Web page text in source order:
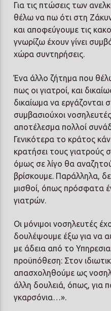
Για τις πτώσεις των
θέλω να πω ότι στη
και αποφεύγουμε τις
γνωρίζω έχουν γίνει
χώρα συντηρήσεις.
Ένα άλλο ζήτημα που
πως οι γιατροί, και
δικαίωμα να εργάζονται
συμβασιούχοι
αποτέλεσμα πολλοί
Γενικότερα το κράτος
κρατήσει τους γιατρούς
όμως σε λίγο θα
βρίσκουμε. Παράλληλα,
μισθοί, όπως πρόσφατα
γιατρών.
Οι μόνιμοι νοσηλευτές
δουλέψουμε έξω για να
με άδεια από το
προϋπόθεση: Στον
απασχοληθούμε ως
άλλη δουλειά, όπως, για
γκαρσόνια…».